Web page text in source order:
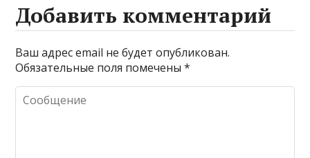
Добавить комментарий
Ваш адрес email не будет опубликован.
Обязательные поля помечены*